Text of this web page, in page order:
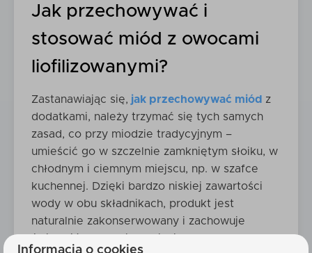
Jak przechowywać i
stosować miód z owocami
liofilizowanymi?
Zastanawiając się, jak przechowywać miód z
dodatkami, należy trzymać się tych samych
zasad, co przy miodzie tradycyjnym –
umieścić go w szczelnie zamkniętym słoiku, w
chłodnym i ciemnym miejscu, np. w szafce
kuchennej. Dzięki bardzo niskiej zawartości
wody w obu składnikach, produkt jest
naturalnie zakonserwowany i zachowuje
Informacja o cookies